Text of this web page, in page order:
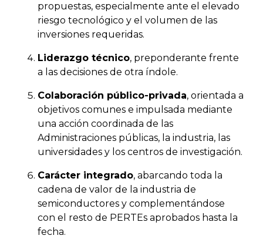
propuestas, especialmente ante el elevado
riesgo tecnológico y el volumen de las
inversiones requeridas.
Liderazgo técnico, preponderante frente
a las decisiones de otra índole.
Colaboración público-privada, orientada a
objetivos comunes e impulsada mediante
una acción coordinada de las
Administraciones públicas, la industria, las
universidades y los centros de investigación.
Carácter integrado, abarcando toda la
cadena de valor de la industria de
semiconductores y complementándose
con el resto de PERTEs aprobados hasta la
fecha.